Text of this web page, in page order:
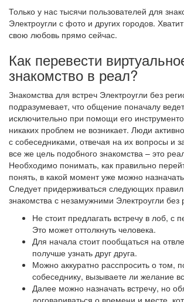
Только у нас тысячи пользователей для
Электроугли с фото и других городов.
свою любовь прямо сейчас.
Как перевести
знакомство в реал?
Знакомства для встреч Электроугли без
подразумевает, что общение поначалу
исключительно при помощи его
никаких проблем не возникает. Люди
с собеседниками, отвечая на их вопросы и
все же цель подобного знакомства – это
Необходимо понимать, как правильно
понять, в какой момент уже можно
Следует придерживаться следующих
знакомства с незамужними Электроугли без
Не стоит предлагать встречу в лоб, с
Это может оттолкнуть человека.
Для начала стоит пообщаться на
получше узнать друг друга.
Можно аккуратно расспросить о том,
собеседнику, вызываете ли желание
Далее можно назначать встречу, но
договариваться о времени и месте,